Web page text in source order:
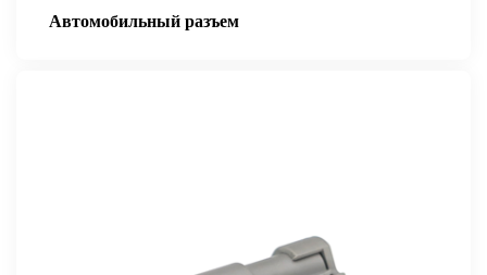
Автомобильный разъем